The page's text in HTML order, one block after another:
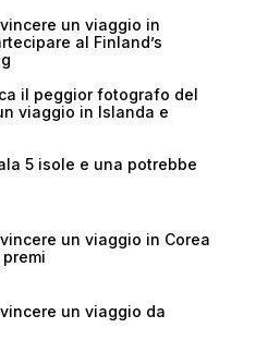
un viaggio in
al Finland’s
il peggior fotografo del
viaggio in Islanda e
5 isole e una potrebbe
un viaggio in Corea
un viaggio da